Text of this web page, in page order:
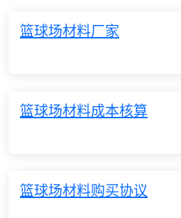
篮球场材料厂家
篮球场材料成本核算
篮球场材料购买协议